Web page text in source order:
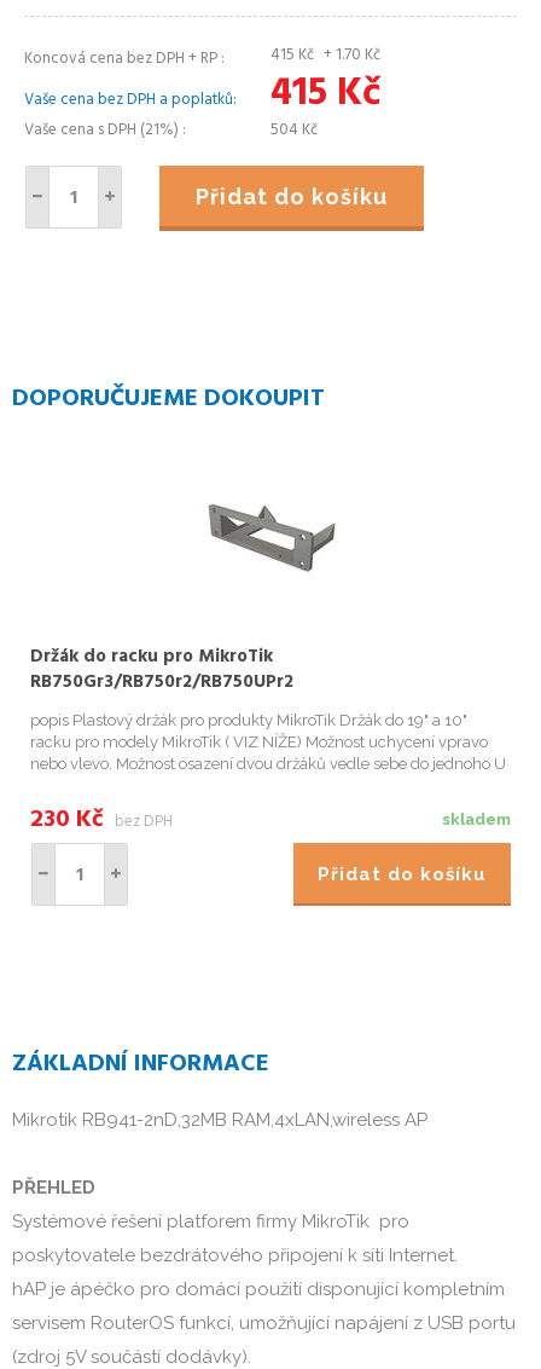
Koncová cena bez DPH + RP 415 Kč + 1.70 Kč
Vaše cena bez DPH a poplatků
415 Kč
Vaše cena s DPH (21%) 504 Kč
Přidat do košíku
DOPORUČUJEME DOKOUPIT
Držák do racku pro MikroTik
RB750Gr3/RB750r2/RB750UPr2
popis Plastový držák pro produkty MikroTik Držák do 19" a 10"
racku pro modely MikroTik ( VIZ NÍŽE) Možnost uchycení vpravo
nebo vlevo. Možnost osazení dvou držáků vedle sebe do jednoho U
skladem
230 Kč bez DPH
Přidat do košíku
ZÁKLADNÍ INFORMACE
Mikrotik RB941-2nD,32MB RAM,4xLAN,wireless AP
PŘEHLED
Systémové řešení platforem firmy MikroTik  pro
poskytovatele bezdrátového připojení k síti Internet.
hAP je ápéčko pro domácí použití disponující kompletním
servisem RouterOS funkcí, umožňující napájení z USB portu
(zdroj 5V součástí dodávky).